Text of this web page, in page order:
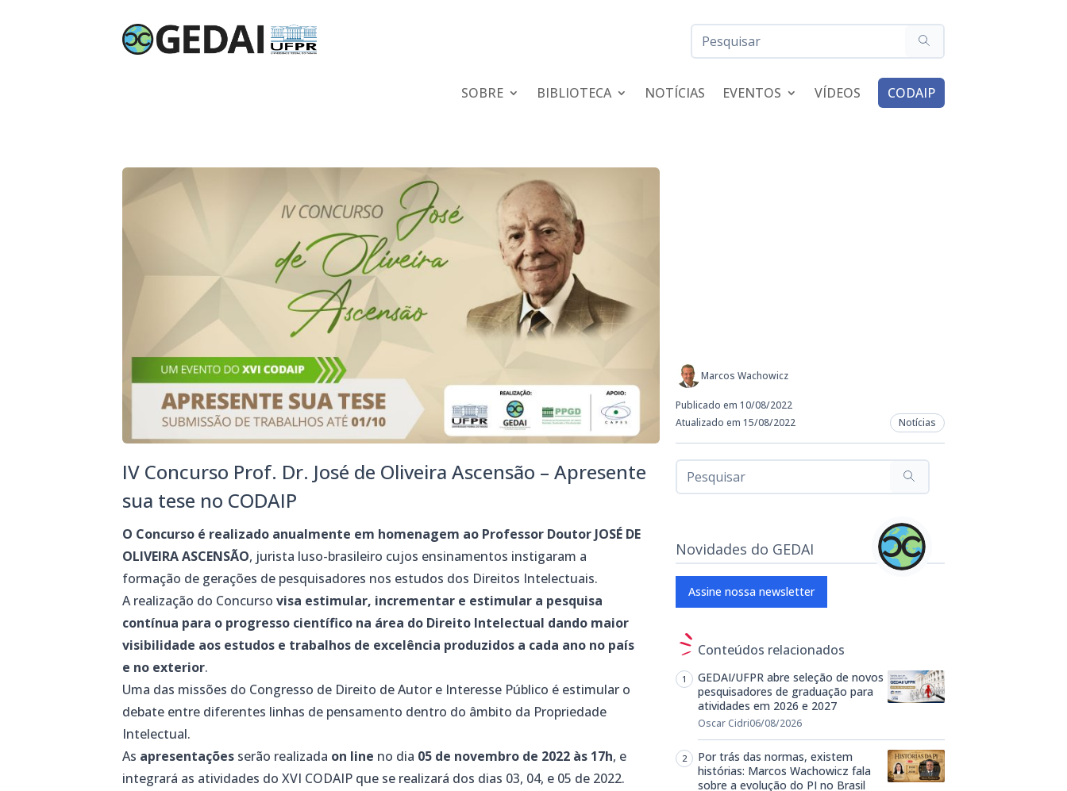
SOBRE BIBLIOTECA NOTÍCIAS EVENTOS VÍDEOS CODAIP
IV Concurso Prof. Dr. José de Oliveira Ascensão – Apresente
sua tese no CODAIP
O Concurso é realizado anualmente em homenagem ao Professor Doutor JOSÉ DE
OLIVEIRA ASCENSÃO, jurista luso-brasileiro cujos ensinamentos instigaram a
formação de gerações de pesquisadores nos estudos dos Direitos Intelectuais.
A realização do Concursovisa estimular, incrementar e estimular a pesquisa
contínua para o progresso científico na área do Direito Intelectual dando maior
visibilidade aos estudos e trabalhos de excelência produzidos a cada ano no país
e no exterior.
Uma das missões do Congresso de Direito de Autor e Interesse Público é estimular o
debate entre diferentes linhas de pensamento dentro do âmbito da Propriedade
Intelectual.
As apresentações serão realizada on line no dia 05 de novembro de 2022 às 17h, e
integrará as atividades do XVI CODAIP que se realizará dos dias 03, 04, e 05 de 2022.
Marcos Wachowicz
Publicado em 10/08/2022
Atualizado em 15/08/2022
Notícias
Novidades do GEDAI
Assine nossa newsletter
Conteúdos relacionados
GEDAI/UFPR abre seleção de novos
pesquisadores de graduação para
atividades em 2026 e 2027
Oscar Cidri06/08/2026
Por trás das normas, existem
histórias: Marcos Wachowicz fala
sobre a evolução do PI no Brasil